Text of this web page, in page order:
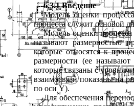
6.3.1Введение
Модель оценки процесса
процесса служит основой
Модель оценки процесса
называют размерностью
которые относятся к
размерности (ее называют
которые связаны с
взаимосвязи показаны на
по оси Y).
Для обеспечения